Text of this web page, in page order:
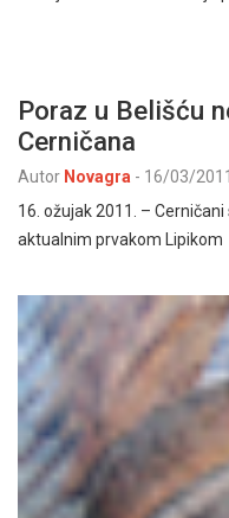
Poraz u Belišću
Cerničana
Autor Novagra - 16/03/2011
16. ožujak 2011. –
aktualnim prvakom Lipikom